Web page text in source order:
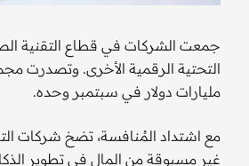
جمعت الشركات في قطاع التقنية
مليارات دولار في سبتمبر وحده.
مع اشتداد المُنافسة، تضخ شركات
غير مسبوقة من المال في تطوير